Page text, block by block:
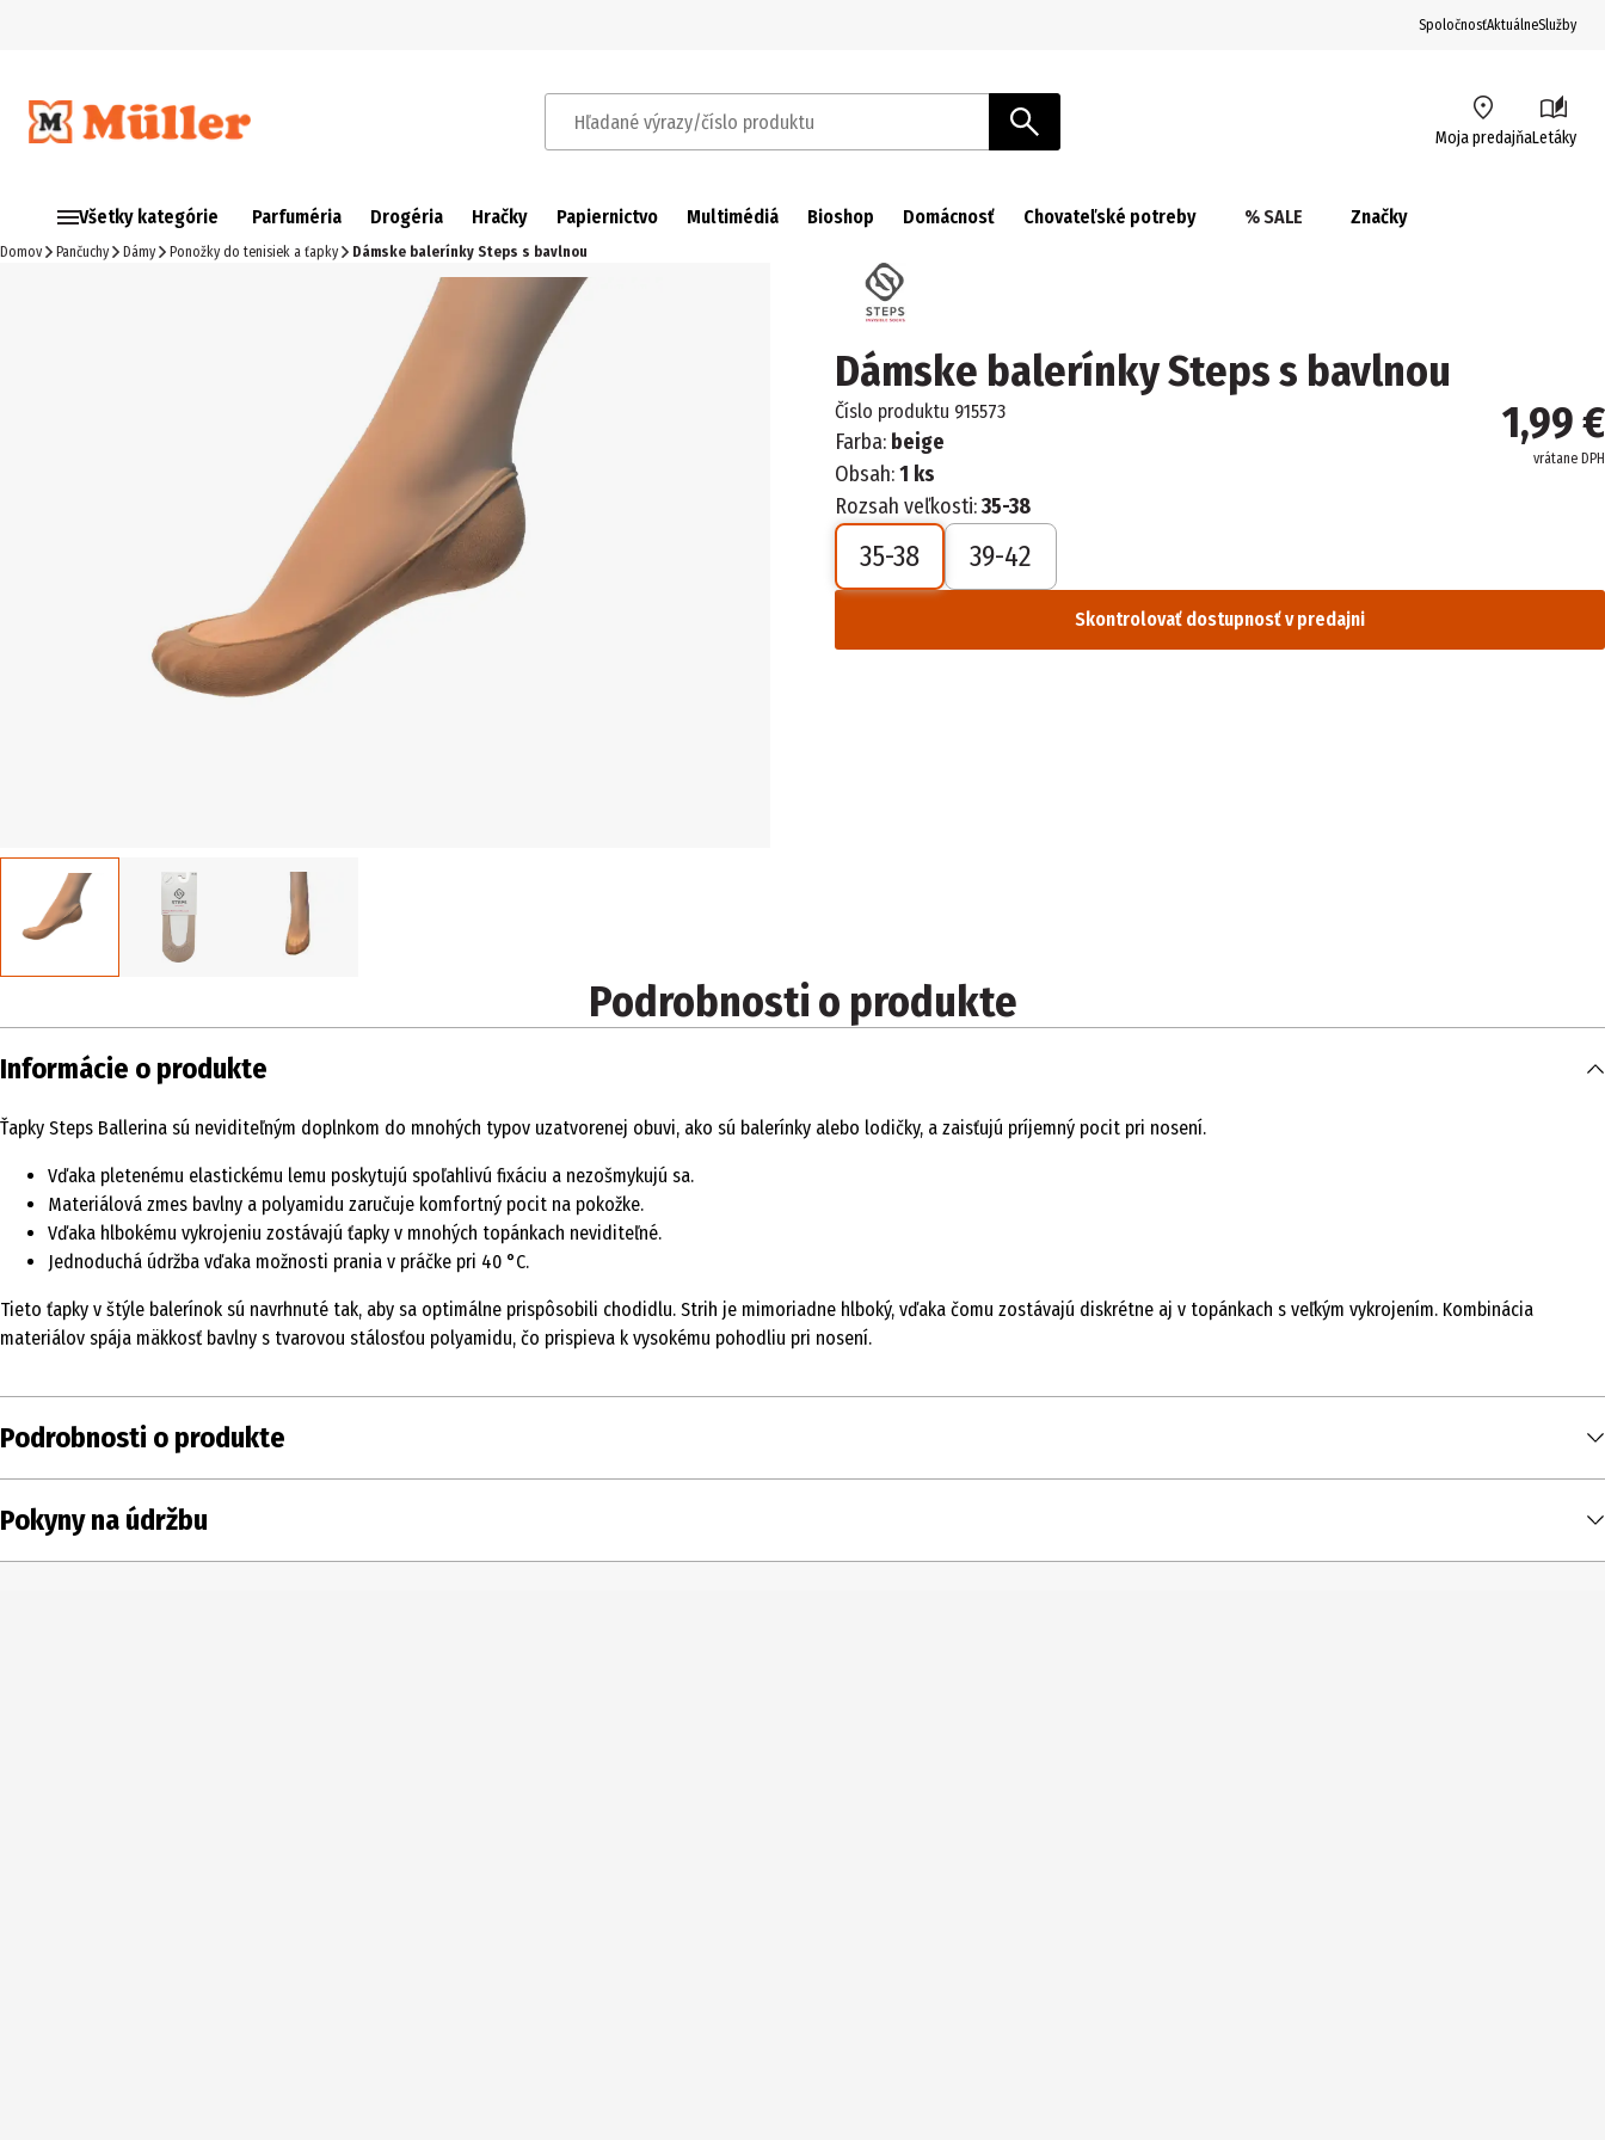
SpoločnosťAktuálneSlužby
Hľadané výrazy/číslo produktu Moja predajňaLetáky
Všetky kategórie Parfuméria Drogéria Hračky Papiernictvo Multimédiá Bioshop Domácnosť Chovateľské potreby % SALE Značky
Domov Pančuchy Dámy Ponožky do tenisiek a ťapky Dámske balerínky Steps s bavlnou
Dámske balerínky Steps s bavlnou
Číslo produktu 915573
Farba: beige
Obsah:1 ks
Rozsah veľkosti:35-38
35-38 39-42
1,99 €
vrátane DPH
Skontrolovať dostupnosť v predajni
Podrobnosti o produkte
Informácie o produkte
Ťapky Steps Ballerina sú neviditeľným doplnkom do mnohých typov uzatvorenej obuvi, ako sú balerínky alebo lodičky, a zaisťujú príjemný pocit pri nosení.
Vďaka pletenému elastickému lemu poskytujú spoľahlivú fixáciu a nezošmykujú sa.
Materiálová zmes bavlny a polyamidu zaručuje komfortný pocit na pokožke.
Vďaka hlbokému vykrojeniu zostávajú ťapky v mnohých topánkach neviditeľné.
Jednoduchá údržba vďaka možnosti prania v práčke pri 40 °C.
Tieto ťapky v štýle balerínok sú navrhnuté tak, aby sa optimálne prispôsobili chodidlu. Strih je mimoriadne hlboký, vďaka čomu zostávajú diskrétne aj v topánkach s veľkým vykrojením. Kombinácia
materiálov spája mäkkosť bavlny s tvarovou stálosťou polyamidu, čo prispieva k vysokému pohodliu pri nosení.
Podrobnosti o produkte
Obsah
Typ produktu Ponožky do tenisiek a ťapky
Pokyny na údržbu